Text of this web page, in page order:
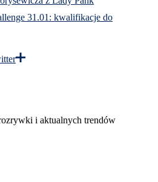
31.01: kwalifikacje do
i aktualnych trendów